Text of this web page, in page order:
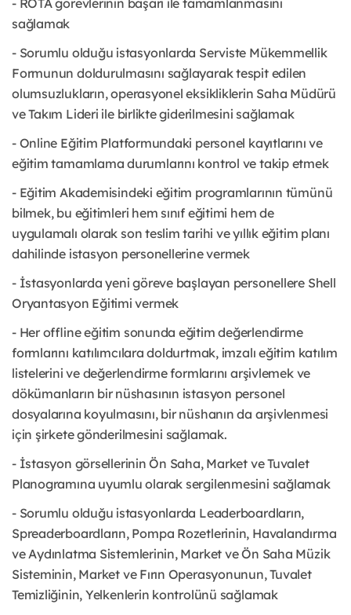
- ROTA görevlerinin başarı ile tamamlanmasını
sağlamak
- Sorumlu olduğu istasyonlarda Serviste Mükemmellik
Formunun doldurulmasını sağlayarak tespit edilen
olumsuzlukların, operasyonel eksikliklerin Saha Müdürü
ve Takım Lideri ile birlikte giderilmesini sağlamak
- Online Eğitim Platformundaki personel kayıtlarını ve
eğitim tamamlama durumlarını kontrol ve takip etmek
- Eğitim Akademisindeki eğitim programlarının tümünü
bilmek, bu eğitimleri hem sınıf eğitimi hem de
uygulamalı olarak son teslim tarihi ve yıllık eğitim planı
dahilinde istasyon personellerine vermek
- İstasyonlarda yeni göreve başlayan personellere Shell
Oryantasyon Eğitimi vermek
- Her offline eğitim sonunda eğitim değerlendirme
formlarını katılımcılara doldurtmak, imzalı eğitim katılım
listelerini ve değerlendirme formlarını arşivlemek ve
dökümanların bir nüshasının istasyon personel
dosyalarına koyulmasını, bir nüshanın da arşivlenmesi
için şirkete gönderilmesini sağlamak.
- İstasyon görsellerinin Ön Saha, Market ve Tuvalet
Planogramına uyumlu olarak sergilenmesini sağlamak
- Sorumlu olduğu istasyonlarda Leaderboardların,
Spreaderboardların, Pompa Rozetlerinin, Havalandırma
ve Aydınlatma Sistemlerinin, Market ve Ön Saha Müzik
Sisteminin, Market ve Fırın Operasyonunun, Tuvalet
Temizliğinin, Yelkenlerin kontrolünü sağlamak